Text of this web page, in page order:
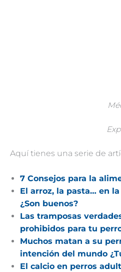
Aquí tienes una serie de
7 Consejos para la
El arroz, la pasta… en
¿Son buenos?
Las tramposas
prohibidos para tu
Muchos matan a su
intención del mundo
El calcio en perros